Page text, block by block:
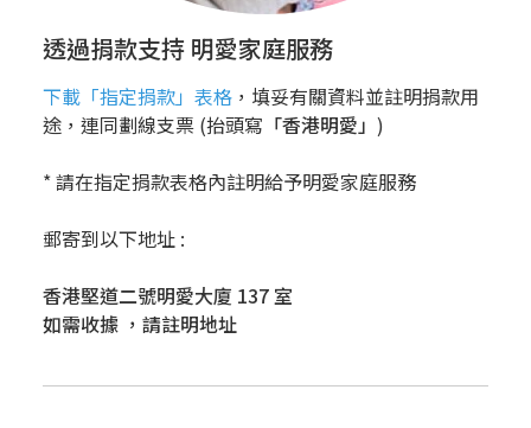
透過捐款支持 明愛家庭服務
下載「指定捐款」表格，填妥有關資料並註明捐款用
途，連同劃線支票 (抬頭寫 「香港明愛」 )
* 請在指定捐款表格內註明給予明愛家庭服務
郵寄到以下地址 :
香港堅道二號明愛大廈 137 室
如需收據 ，請註明地址